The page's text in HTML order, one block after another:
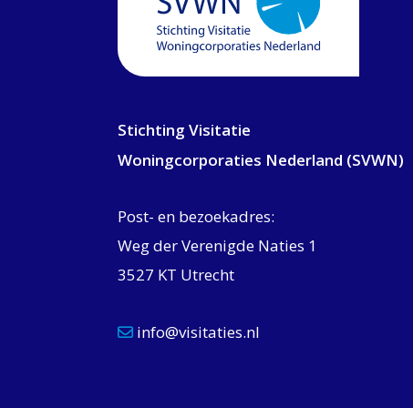
Stichting Visitatie
Woningcorporaties Nederland (SVWN)
Post- en bezoekadres:
Weg der Verenigde Naties 1
3527 KT Utrecht
info@visitaties.nl